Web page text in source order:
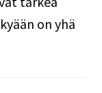
on yhä